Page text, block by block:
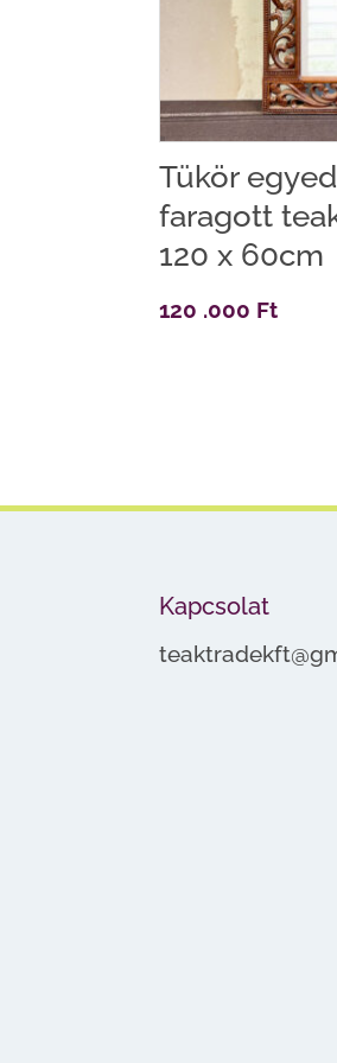
Tükör
faragott
120 x 60cm
120 .000 Ft
Kapcsolat